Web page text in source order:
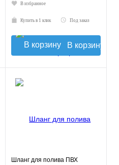
В избранное
Купить в 1 клик Под заказ
В корзину
Шланг для полива ПВХ